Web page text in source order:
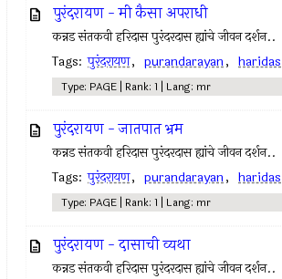
पुरंदरायण - मी कैसा अपराधी
कन्नड संतकवी हरिदास पुरंदरदास ह्यांचे जीवन दर्शन..
Tags: पुरंदरायण, purandarayan, haridas
Type: PAGE | Rank: 1 | Lang: mr
पुरंदरायण - जातपात भ्रम
कन्नड संतकवी हरिदास पुरंदरदास ह्यांचे जीवन दर्शन..
Tags: पुरंदरायण, purandarayan, haridas
Type: PAGE | Rank: 1 | Lang: mr
पुरंदरायण - दासाची व्यथा
कन्नड संतकवी हरिदास पुरंदरदास ह्यांचे जीवन दर्शन..